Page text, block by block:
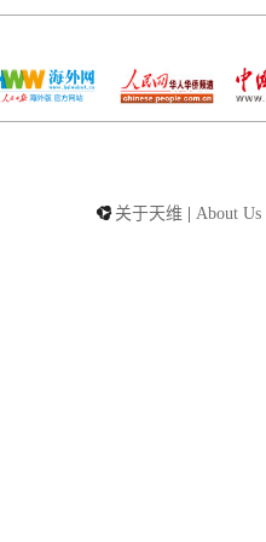
关于天维 | About Us